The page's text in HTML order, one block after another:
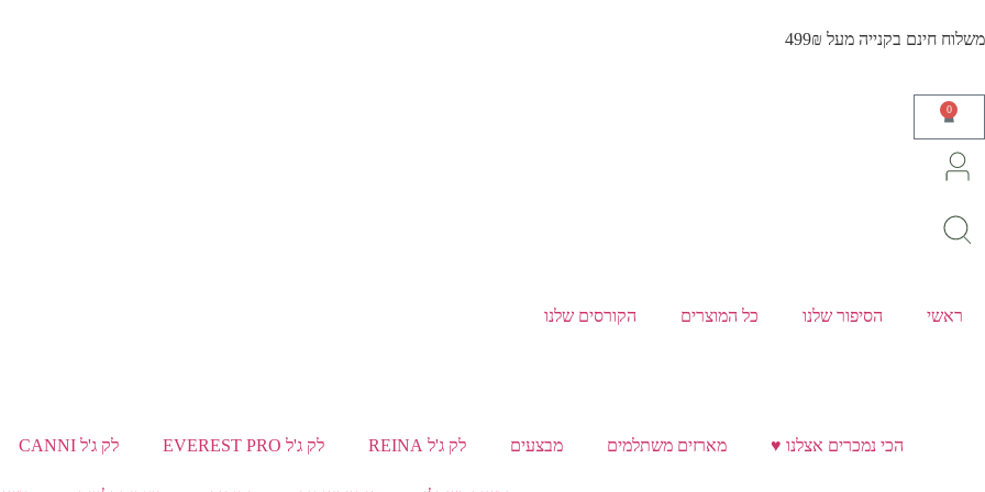
משלוח חינם בקנייה מעל 499₪
0
ראשי הסיפור שלנו כל המוצרים הקורסים שלנו
הכי נמכרים אצלנו ♥️ מארזים משתלמים מבצעים לק ג'ל REINA לק ג'ל EVEREST PRO לק ג'ל CANNI